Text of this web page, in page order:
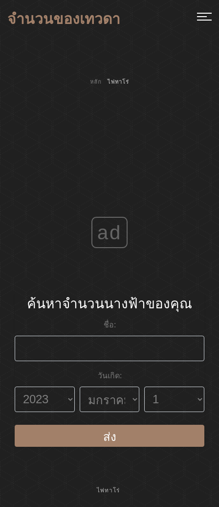
จำนวนของเทวดา
หลัก ไพ่ทาโร่
ad
ค้นหาจำนวนนางฟ้าของคุณ
ชื่อ:
วันเกิด:
ส่ง
ไพ่ทาโร่